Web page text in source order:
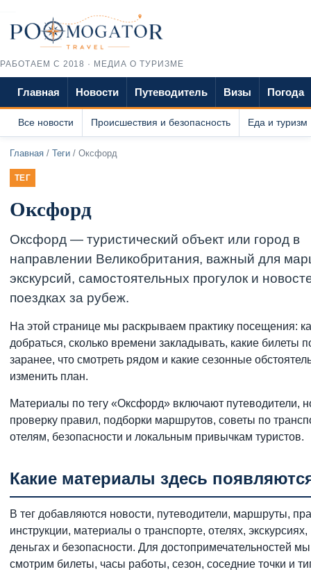
РАБОТАЕМ С 2018 · МЕДИА О ТУРИЗМЕ
Главная Новости Путеводитель Визы Погода
Все новости Происшествия и безопасность Еда и туризм
Главная / Теги / Оксфорд
ТЕГ
Оксфорд
Оксфорд — туристический объект или город в
направлении Великобритания, важный для
экскурсий, самостоятельных прогулок и
поездках за рубеж.
На этой странице мы раскрываем практику посещения:
добраться, сколько времени закладывать, какие билеты
заранее, что смотреть рядом и какие сезонные
изменить план.
Материалы по тегу «Оксфорд» включают путеводители,
проверку правил, подборки маршрутов, советы по
отелям, безопасности и локальным привычкам туристов.
Какие материалы здесь
В тег добавляются новости, путеводители, маршруты,
инструкции, материалы о транспорте, отелях, экскурсиях,
деньгах и безопасности. Для достопримечательностей
смотрим билеты, часы работы, сезон, соседние точки и